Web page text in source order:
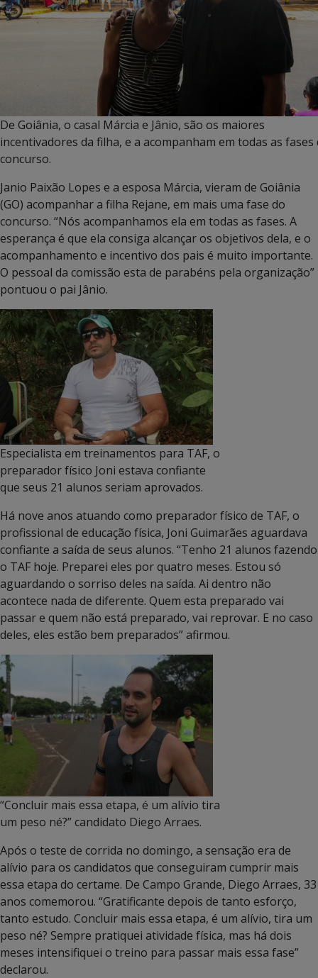
De Goiânia, o casal Márcia e Jânio, são os maiores
incentivadores da filha, e a acompanham em todas as fases
concurso.
Janio Paixão Lopes e a esposa Márcia, vieram de Goiânia
(GO) acompanhar a filha Rejane, em mais uma fase do
concurso. “Nós acompanhamos ela em todas as fases. A
esperança é que ela consiga alcançar os objetivos dela, e o
acompanhamento e incentivo dos pais é muito importante.
O pessoal da comissão esta de parabéns pela organização”
pontuou o pai Jânio.
Especialista em treinamentos para TAF, o
preparador físico Joni estava confiante
que seus 21 alunos seriam aprovados.
Há nove anos atuando como preparador físico de TAF, o
profissional de educação física, Joni Guimarães aguardava
confiante a saída de seus alunos. “Tenho 21 alunos fazendo
o TAF hoje. Preparei eles por quatro meses. Estou só
aguardando o sorriso deles na saída. Ai dentro não
acontece nada de diferente. Quem esta preparado vai
passar e quem não está preparado, vai reprovar. E no caso
deles, eles estão bem preparados” afirmou.
“Concluir mais essa etapa, é um alívio tira
um peso né?” candidato Diego Arraes.
Após o teste de corrida no domingo, a sensação era de
alívio para os candidatos que conseguiram cumprir mais
essa etapa do certame. De Campo Grande, Diego Arraes, 33
anos comemorou. “Gratificante depois de tanto esforço,
tanto estudo. Concluir mais essa etapa, é um alívio, tira um
peso né? Sempre pratiquei atividade física, mas há dois
meses intensifiquei o treino para passar mais essa fase”
declarou.